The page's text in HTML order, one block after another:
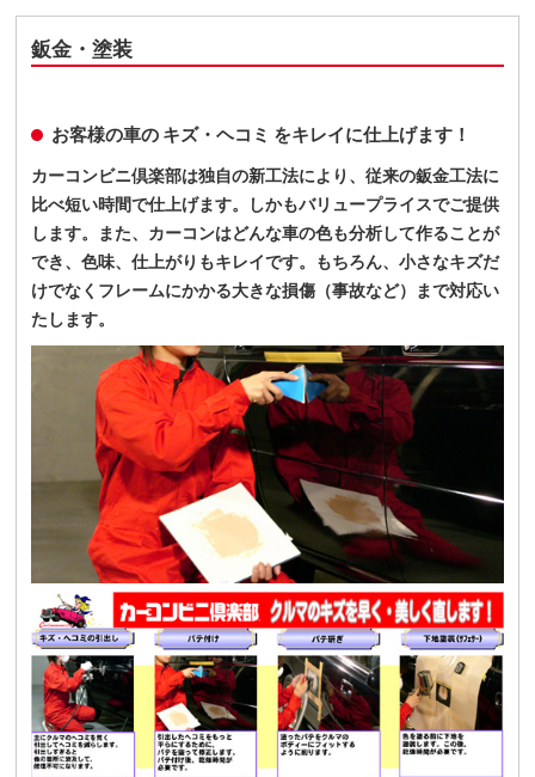
鈑金・塗装
お客様の車の キズ・ヘコミ をキレイに仕上げます！
カーコンビニ倶楽部は独自の新工法により、従来の鈑金工法に
比べ短い時間で仕上げます。しかもバリュープライスでご提供
します。また、カーコンはどんな車の色も分析して作ることが
でき、色味、仕上がりもキレイです。もちろん、小さなキズだ
けでなくフレームにかかる大きな損傷（事故など）まで対応い
たします。